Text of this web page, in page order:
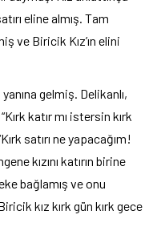
eline almış. Tam
ve Biricik Kız’ın elini
yanına gelmiş. Delikanlı,
katır mı istersin kırk
satırı ne yapacağım!
kızını katırın birine
bağlamış ve onu
kız kırk gün kırk gece